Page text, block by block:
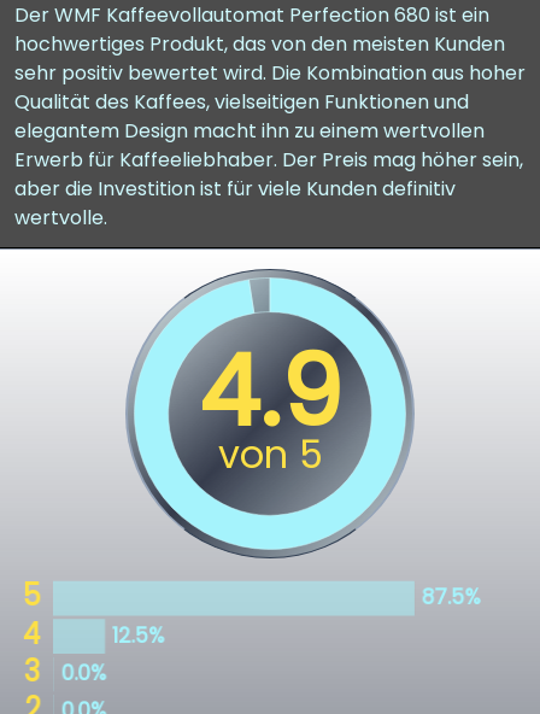
Der WMF Kaffeevollautomat Perfection 680 ist ein
hochwertiges Produkt, das von den meisten Kunden
sehr positiv bewertet wird. Die Kombination aus hoher
Qualität des Kaffees, vielseitigen Funktionen und
elegantem Design macht ihn zu einem wertvollen
Erwerb für Kaffeeliebhaber. Der Preis mag höher sein,
aber die Investition ist für viele Kunden definitiv
wertvolle.